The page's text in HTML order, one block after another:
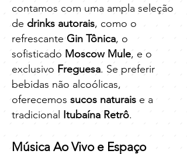
contamos com uma ampla seleção
de drinks autorais, como o
refrescante Gin Tônica, o
sofisticado Moscow Mule, e o
exclusivo Freguesa. Se preferir
bebidas não alcoólicas,
oferecemos sucos naturais e a
tradicional Itubaína Retrô.
Música Ao Vivo e Espaço